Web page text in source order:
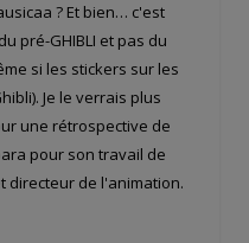
? Et bien… c'est
pré-GHIBLI et pas du
si les stickers sur les
Je le verrais plus
une rétrospective de
pour son travail de
directeur de l'animation.